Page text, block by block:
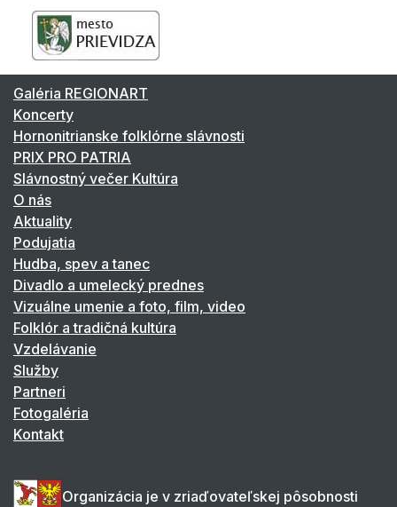
Galéria REGIONART
Koncerty
Hornonitrianske folklórne slávnosti
PRIX PRO PATRIA
Slávnostný večer Kultúra
O nás
Aktuality
Podujatia
Hudba, spev a tanec
Divadlo a umelecký prednes
Vizuálne umenie a foto, film, video
Folklór a tradičná kultúra
Vzdelávanie
Služby
Partneri
Fotogaléria
Kontakt
Organizácia je v zriaďovateľskej pôsobnosti